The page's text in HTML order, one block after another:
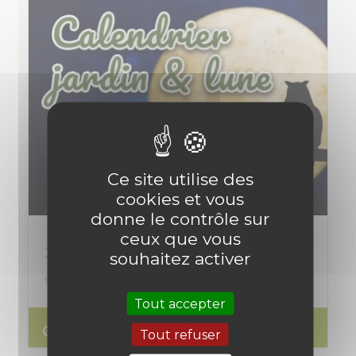
Jardiner avec la lune en mars 2026 :
calendrier et travaux du potager
search
Ce site utilise des
cookies et vous
donne le contrôle sur
ceux que vous
souhaitez activer
Tout accepter
Tout refuser